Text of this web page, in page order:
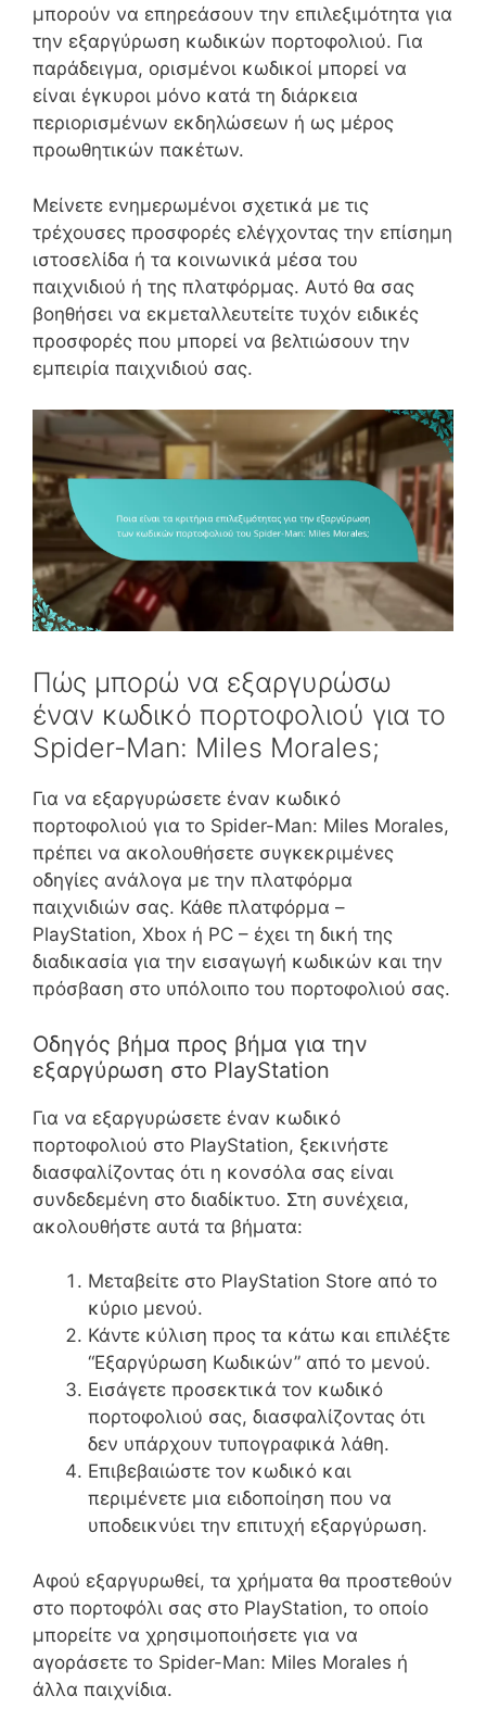
μπορούν να επηρεάσουν την επιλεξιμότητα για
την εξαργύρωση κωδικών πορτοφολιού. Για
παράδειγμα, ορισμένοι κωδικοί μπορεί να
είναι έγκυροι μόνο κατά τη διάρκεια
περιορισμένων εκδηλώσεων ή ως μέρος
προωθητικών πακέτων.
Μείνετε ενημερωμένοι σχετικά με τις
τρέχουσες προσφορές ελέγχοντας την επίσημη
ιστοσελίδα ή τα κοινωνικά μέσα του
παιχνιδιού ή της πλατφόρμας. Αυτό θα σας
βοηθήσει να εκμεταλλευτείτε τυχόν ειδικές
προσφορές που μπορεί να βελτιώσουν την
εμπειρία παιχνιδιού σας.
Πώς μπορώ να εξαργυρώσω
έναν κωδικό πορτοφολιού για το
Spider-Man: Miles Morales;
Για να εξαργυρώσετε έναν κωδικό
πορτοφολιού για το Spider-Man: Miles Morales,
πρέπει να ακολουθήσετε συγκεκριμένες
οδηγίες ανάλογα με την πλατφόρμα
παιχνιδιών σας. Κάθε πλατφόρμα –
PlayStation, Xbox ή PC – έχει τη δική της
διαδικασία για την εισαγωγή κωδικών και την
πρόσβαση στο υπόλοιπο του πορτοφολιού σας.
Οδηγός βήμα προς βήμα για την
εξαργύρωση στο PlayStation
Για να εξαργυρώσετε έναν κωδικό
πορτοφολιού στο PlayStation, ξεκινήστε
διασφαλίζοντας ότι η κονσόλα σας είναι
συνδεδεμένη στο διαδίκτυο. Στη συνέχεια,
ακολουθήστε αυτά τα βήματα:
Μεταβείτε στο PlayStation Store από το
κύριο μενού.
Κάντε κύλιση προς τα κάτω και επιλέξτε
“Εξαργύρωση Κωδικών” από το μενού.
Εισάγετε προσεκτικά τον κωδικό
πορτοφολιού σας, διασφαλίζοντας ότι
δεν υπάρχουν τυπογραφικά λάθη.
Επιβεβαιώστε τον κωδικό και
περιμένετε μια ειδοποίηση που να
υποδεικνύει την επιτυχή εξαργύρωση.
Αφού εξαργυρωθεί, τα χρήματα θα προστεθούν
στο πορτοφόλι σας στο PlayStation, το οποίο
μπορείτε να χρησιμοποιήσετε για να
αγοράσετε το Spider-Man: Miles Morales ή
άλλα παιχνίδια.